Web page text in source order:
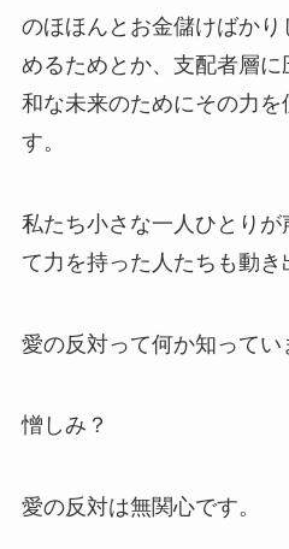
のほほんとお金儲けばか
めるためとか、支配者層
和な未来のためにその力
す。
私たち小さな一人ひとり
て力を持った人たちも動き
愛の反対って何か知ってい
憎しみ？
愛の反対は無関心です。